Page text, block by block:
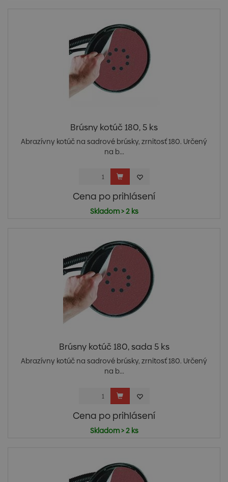
Brúsny kotúč 180, 5 ks
Abrazívny kotúč na sadrové brúsky, zrnitosť 180. Určený
na b...
Cena po prihlásení
Skladom > 2 ks
Brúsny kotúč 180, sada 5 ks
Abrazívny kotúč na sadrové brúsky, zrnitosť 180. Určený
na b...
Cena po prihlásení
Skladom > 2 ks